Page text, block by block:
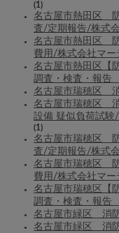
(1)
名古屋市熱田区
査/定期報告/株式
名古屋市熱田区
費用/株式会社マー
名古屋市熱田区
調査・検査・報
名古屋市瑞穂区
名古屋市瑞穂区
設備 疑似負荷試験
(1)
名古屋市瑞穂区
査/定期報告/株式
名古屋市瑞穂区
費用/株式会社マー
名古屋市瑞穂区
調査・検査・報
名古屋市緑区 消
名古屋市緑区 消